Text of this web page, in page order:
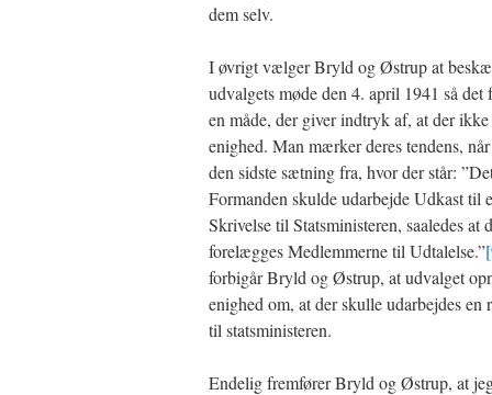
dem selv.
I øvrigt vælger Bryld og Østrup at
udvalgets møde den 4. april 1941 så det
en måde, der giver indtryk af, at der
enighed. Man mærker deres tendens,
den sidste sætning fra, hvor der står:
Formanden skulde udarbejde Udkast til
Skrivelse til Statsministeren, saaledes at
forelægges Medlemmerne til Udtalelse.”
forbigår Bryld og Østrup, at udvalget
enighed om, at der skulle udarbejdes en
til statsministeren.
Endelig fremfører Bryld og Østrup, at